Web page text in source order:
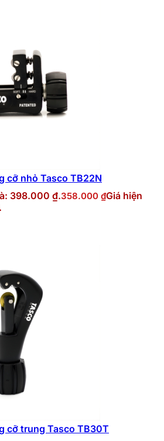
cỡ nhỏ Tasco TB22N
398.000 ₫.358.000 ₫Giá hiện
cỡ trung Tasco TB30T